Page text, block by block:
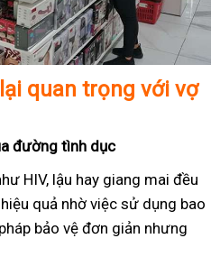
quan trọng với vợ
đường tình dục
HIV, lậu hay giang mai đều
quả nhờ việc sử dụng bao
bảo vệ đơn giản nhưng